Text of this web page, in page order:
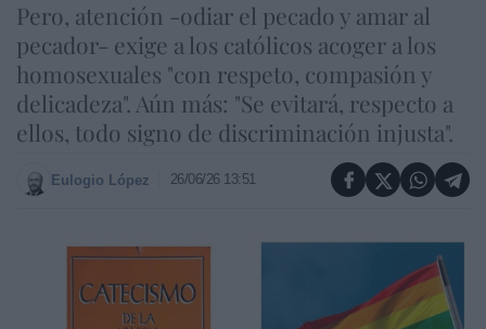
Pero, atención -odiar el pecado y amar al
pecador- exige a los católicos acoger a los
homosexuales "con respeto, compasión y
delicadeza". Aún más: "Se evitará, respecto a
ellos, todo signo de discriminación injusta".
Eulogio López 26/06/26 13:51